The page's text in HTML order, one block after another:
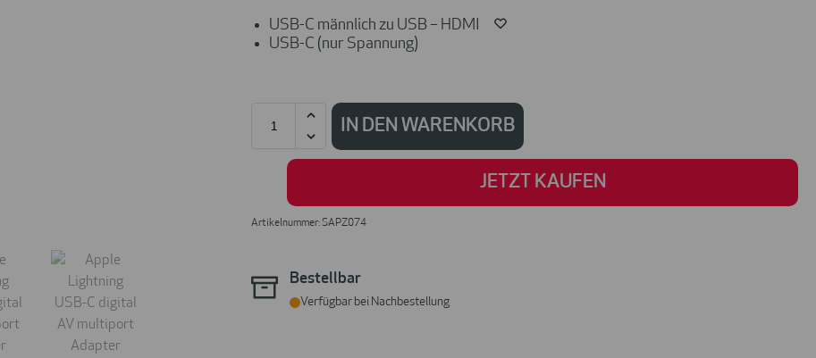
USB-C männlich zu USB – HDMI
USB-C (nur Spannung)
IN DEN WARENKORB
JETZT KAUFEN
Artikelnummer: SAPZ074
Bestellbar
Verfügbar bei Nachbestellung